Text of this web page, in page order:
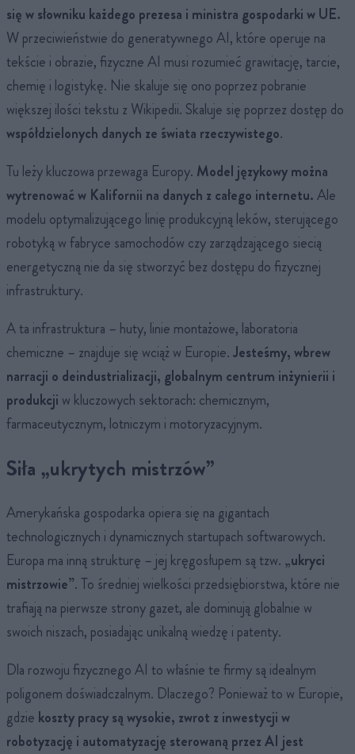
się w słowniku każdego prezesa i ministra gospodarki w UE.
W przeciwieństwie do generatywnego AI, które operuje na
tekście i obrazie, fizyczne AI musi rozumieć grawitację, tarcie,
chemię i logistykę. Nie skaluje się ono poprzez pobranie
większej ilości tekstu z Wikipedii. Skaluje się poprzez dostęp do
współdzielonych danych ze świata rzeczywistego.
Tu leży kluczowa przewaga Europy. Model językowy można
wytrenować w Kalifornii na danych z całego internetu.Ale
modelu optymalizującego linię produkcyjną leków, sterującego
robotyką w fabryce samochodów czy zarządzającego siecią
energetyczną nie da się stworzyć bez dostępu do fizycznej
infrastruktury.
A ta infrastruktura – huty, linie montażowe, laboratoria
chemiczne – znajduje się wciąż w Europie.Jesteśmy, wbrew
narracji o deindustrializacji, globalnym centrum inżynierii i
produkcji w kluczowych sektorach: chemicznym,
farmaceutycznym, lotniczym i motoryzacyjnym.
Siła „ukrytych mistrzów”
Amerykańska gospodarka opiera się na gigantach
technologicznych i dynamicznych startupach softwarowych.
Europa ma inną strukturę – jej kręgosłupem są tzw. „ukryci
mistrzowie”. To średniej wielkości przedsiębiorstwa, które nie
trafiają na pierwsze strony gazet, ale dominują globalnie w
swoich niszach, posiadając unikalną wiedzę i patenty.
Dla rozwoju fizycznego AI to właśnie te firmy są idealnym
poligonem doświadczalnym. Dlaczego? Ponieważ to w Europie,
gdzie koszty pracy są wysokie, zwrot z inwestycji w
robotyzację i automatyzację sterowaną przez AI jest